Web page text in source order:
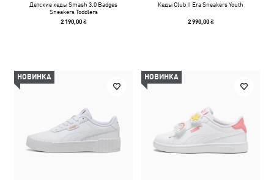
Детские кеды Smash 3.0 Badges
Sneakers Toddlers
2 190,00 ₴
Кеды Club II Era Sneakers Youth
2 990,00 ₴
НОВИНКА НОВИНКА